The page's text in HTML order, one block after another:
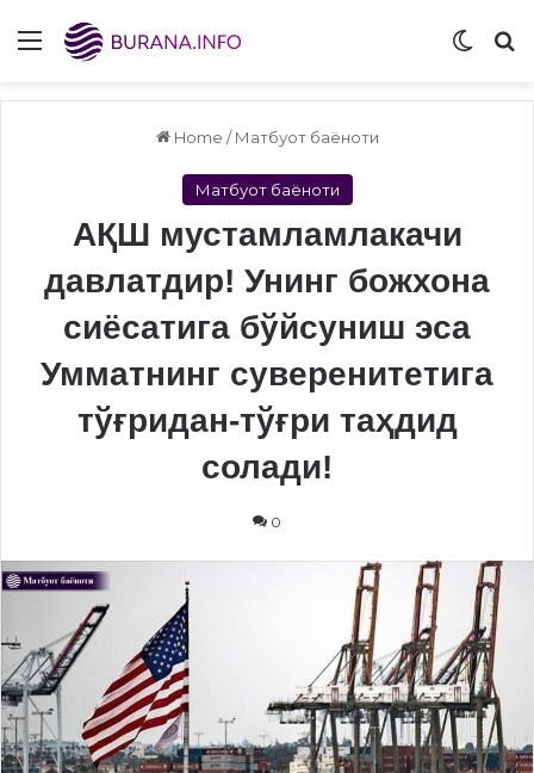
Menu
Home / Матбуот баёноти
Матбуот баёноти
АҚШ мустамламлакачи
давлатдир! Унинг божхона
сиёсатига бўйсуниш эса
Умматнинг суверенитетига
тўғридан-тўғри таҳдид
солади!
0